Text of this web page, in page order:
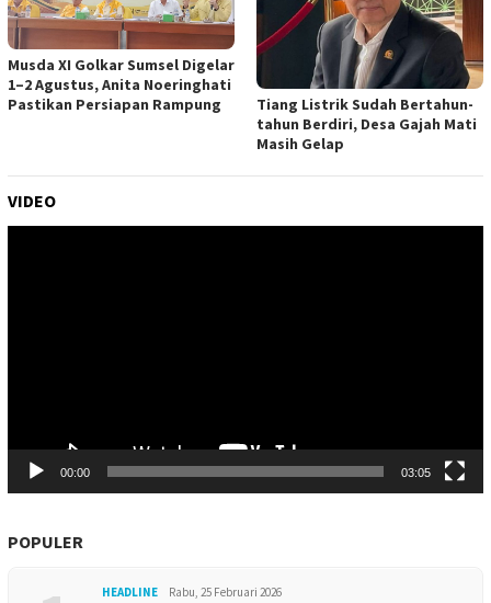
Musda XI Golkar Sumsel Digelar
1–2 Agustus, Anita Noeringhati
Pastikan Persiapan Rampung
Tiang Listrik Sudah Bertahun-
tahun Berdiri, Desa Gajah Mati
Masih Gelap
VIDEO
00:00 03:05
POPULER
HEADLINE Rabu, 25 Februari 2026